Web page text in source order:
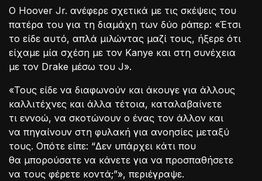
Ο Hoover Jr. ανέφερε σχετικά με τις σκέψεις του
πατέρα του για τη διαμάχη των δύο ράπερ: «Έτσι
το είδε αυτό, απλά μιλώντας μαζί τους, ήξερε ότι
είχαμε μία σχέση με τον Kanye και στη συνέχεια
με τον Drake μέσω του J».
«Τους είδε να διαφωνούν και άκουγε για άλλους
καλλιτέχνες και άλλα τέτοια, καταλαβαίνετε
τι εννοώ, να σκοτώνουν ο ένας τον άλλον και
να πηγαίνουν στη φυλακή για ανοησίες μεταξύ
τους. Οπότε είπε: “Δεν υπάρχει κάτι που
θα μπορούσατε να κάνετε για να προσπαθήσετε
να τους φέρετε κοντά;”», περιέγραψε.